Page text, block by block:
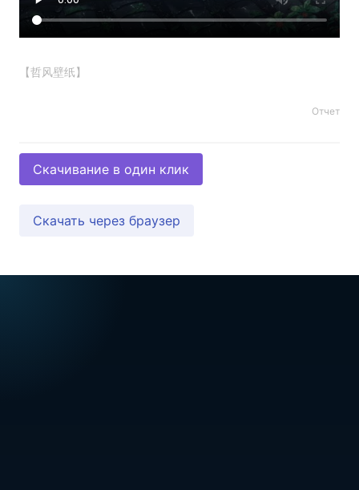
【哲风壁纸】
Отчет
Скачивание в один клик
Скачать через браузер